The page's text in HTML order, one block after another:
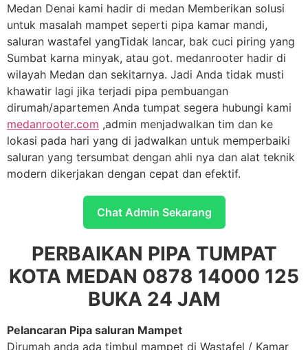
Medan Denai kami hadir di medan Memberikan solusi
untuk masalah mampet seperti pipa kamar mandi,
saluran wastafel yangTidak lancar, bak cuci piring yang
Sumbat karna minyak, atau got. medanrooter hadir di
wilayah Medan dan sekitarnya. Jadi Anda tidak musti
khawatir lagi jika terjadi pipa pembuangan
dirumah/apartemen Anda tumpat segera hubungi kami
medanrooter.com ,admin menjadwalkan tim dan ke
lokasi pada hari yang di jadwalkan untuk memperbaiki
saluran yang tersumbat dengan ahli nya dan alat teknik
modern dikerjakan dengan cepat dan efektif.
Chat Admin Sekarang
PERBAIKAN PIPA TUMPAT
KOTA MEDAN 0878 14000 125
BUKA 24 JAM
Pelancaran Pipa saluran Mampet
Dirumah anda ada timbul mampet di Wastafel / Kamar